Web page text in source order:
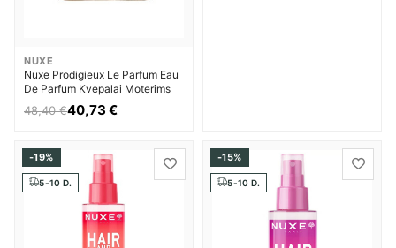
NUXE
Nuxe Prodigieux Le Parfum Eau
De Parfum Kvepalai Moterims
48,40 €40,73 €
-19%
5-10 D.
-15%
5-10 D.